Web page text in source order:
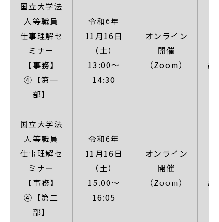
国立大学法
人等職員
仕事理解セ
ミナー
【事務】
④【第一
部】
令和6年
11月16日
（土）
13:00～
14:30
オンライン
開催
（Zoom）
詳
国立大学法
人等職員
仕事理解セ
ミナー
【事務】
④【第二
部】
令和6年
11月16日
（土）
15:00～
16:05
オンライン
開催
（Zoom）
詳